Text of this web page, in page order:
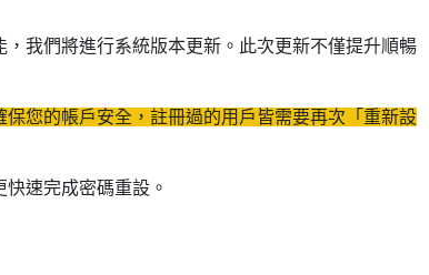
我們將進行系統版本更新。此次更新不僅提升順暢
保您的帳戶安全，註冊過的用戶皆需要再次「重新設
速完成密碼重設。